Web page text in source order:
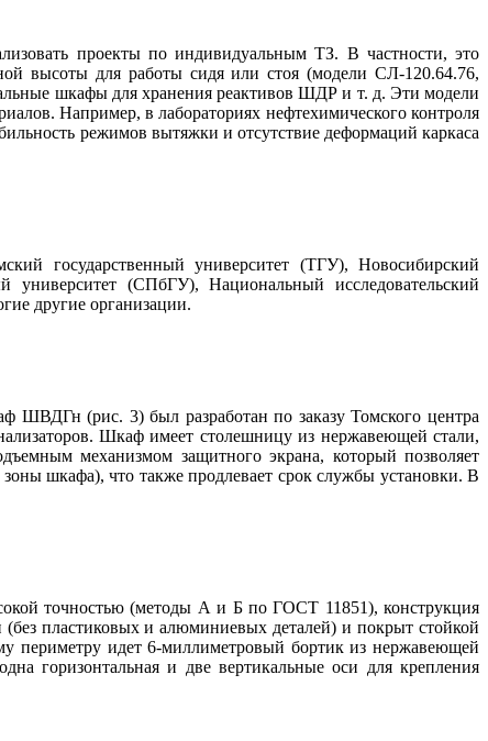
проекты по индивидуальным ТЗ. В частности, это
высоты для работы си­дя или стоя (модели СЛ-120.64.76,
шкафы для хранения реактивов ШДР и т. д. Эти модели
Например, в лабораториях нефтехимического контроля
режимов вытяжки и отсутствие деформаций каркаса
государственный университет (ТГУ), Новосибирский
университет (СПбГУ), Национальный исследовательский
другие организации.
(рис. 3) был разработан по заказу Томского центра
Шкаф имеет столешницу из нержавеющей стали,
механизмом защитного экрана, который позволяет
шкафа), что также продлевает срок службы установки. В
точностью (методы А и Б по ГОСТ 11851), конструкция
(без пластиковых и алюминиевых деталей) и покрыт стойкой
периметру идет 6-миллиметровый бортик из нержавеющей
горизонтальная и две вертикальные оси для крепления